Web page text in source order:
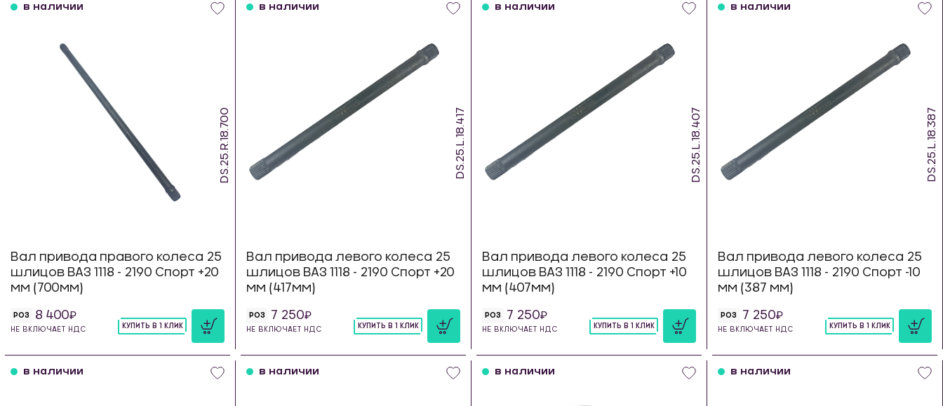
DS.25.R.18.700
в наличии
Вал привода правого колеса 25
шлицов ВАЗ 1118 - 2190 Спорт +20
мм (700мм)
РОЗ 8 400
НЕ ВКЛЮЧАЕТ НДС КУПИТЬ В 1 КЛИК
DS.25.L.18.417
в наличии
Вал привода левого колеса 25
шлицов ВАЗ 1118 - 2190 Спорт +20
мм (417мм)
РОЗ 7 250
НЕ ВКЛЮЧАЕТ НДС КУПИТЬ В 1 КЛИК
DS.25.L.18.407
в наличии
Вал привода левого колеса 25
шлицов ВАЗ 1118 - 2190 Спорт +10
мм (407мм)
РОЗ 7 250
НЕ ВКЛЮЧАЕТ НДС КУПИТЬ В 1 КЛИК
DS.25.L.18.387
в наличии
Вал привода левого колеса 25
шлицов ВАЗ 1118 - 2190 Спорт -10
мм (387 мм)
РОЗ 7 250
НЕ ВКЛЮЧАЕТ НДС КУПИТЬ В 1 КЛИК
в наличии в наличии в наличии в наличии